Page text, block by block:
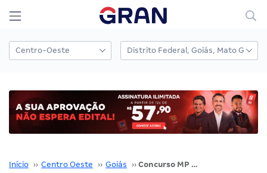
Início ›› Centro Oeste ›› Goiás ›› Concurso MP GO Comarca Montividiu: veja gabarito preliminar!